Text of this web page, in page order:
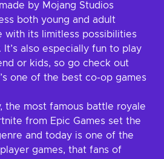
by Mojang Studios
both young and adult
with its limitless possibilities
It’s also especially fun to play
or kids, so go check out
one of the best co-op games
the most famous battle royale
from Epic Games set the
and today is one of the
games, that fans of